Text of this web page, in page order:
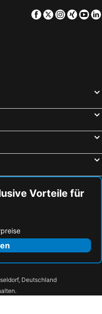
Facebook
TwitterXing
Vorteile für
Deutschland